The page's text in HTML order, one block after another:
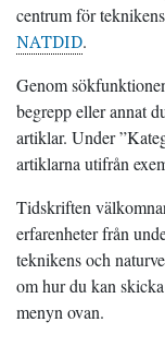
centrum för
NATDID.
Genom
begrepp eller annat
artiklar. Under
artiklarna utifrån
Tidskriften
erfarenheter från
teknikens och
om hur du kan
menyn ovan.